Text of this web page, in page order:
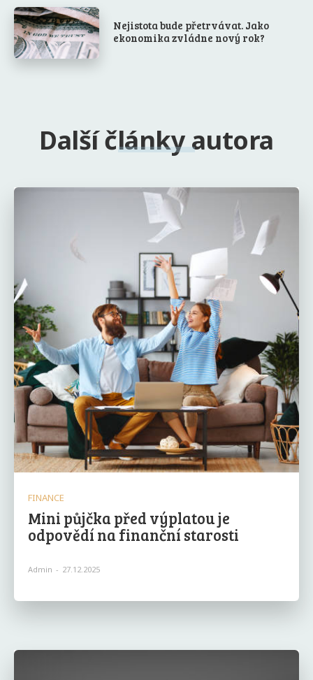
Nejistota bude přetrvávat. Jako
ekonomika zvládne nový rok?
Další články autora
FINANCE
Mini půjčka před výplatou je
odpovědí na finanční starosti
Admin - 27.12.2025